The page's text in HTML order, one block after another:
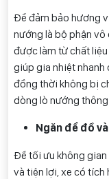
Để đảm bảo hương
nướng là bộ phận vô
được làm từ chất
giúp gia nhiệt nhanh
đồng thời không bị
dòng lò nướng thông
Ngăn để đồ
Để tối ưu không
và tiện lợi, xe có tích